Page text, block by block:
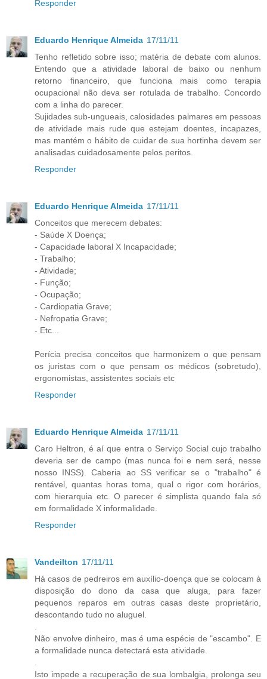
Responder
Eduardo Henrique Almeida 17/11/11
Tenho refletido sobre isso; matéria de debate com alunos.
Entendo que a atividade laboral de baixo ou nenhum
retorno financeiro, que funciona mais como terapia
ocupacional não deva ser rotulada de trabalho. Concordo
com a linha do parecer.
Sujidades sub-ungueais, calosidades palmares em pessoas
de atividade mais rude que estejam doentes, incapazes,
mas mantém o hábito de cuidar de sua hortinha devem ser
analisadas cuidadosamente pelos peritos.
Responder
Eduardo Henrique Almeida 17/11/11
Conceitos que merecem debates:
- Saúde X Doença;
- Capacidade laboral X Incapacidade;
- Trabalho;
- Atividade;
- Função;
- Ocupação;
- Cardiopatia Grave;
- Nefropatia Grave;
- Etc...
Perícia precisa conceitos que harmonizem o que pensam
os juristas com o que pensam os médicos (sobretudo),
ergonomistas, assistentes sociais etc
Responder
Eduardo Henrique Almeida 17/11/11
Caro Heltron, é aí que entra o Serviço Social cujo trabalho
deveria ser de campo (mas nunca foi e nem será, nesse
nosso INSS). Caberia ao SS verificar se o "trabalho" é
rentável, quantas horas toma, qual o rigor com horários,
com hierarquia etc. O parecer é simplista quando fala só
em formalidade X informalidade.
Responder
Vandeilton 17/11/11
Há casos de pedreiros em auxílio-doença que se colocam à
disposição do dono da casa que aluga, para fazer
pequenos reparos em outras casas deste proprietário,
descontando tudo no aluguel.
Não envolve dinheiro, mas é uma espécie de "escambo". E
a formalidade nunca detectará esta atividade.
Isto impede a recuperação de sua lombalgia, prolonga seu